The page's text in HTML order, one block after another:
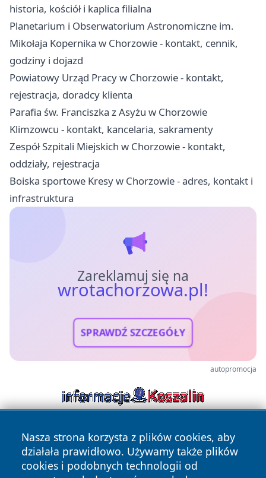
historia, kościół i kaplica filialna
Planetarium i Obserwatorium Astronomiczne im.
Mikołaja Kopernika w Chorzowie - kontakt, cennik,
godziny i dojazd
Powiatowy Urząd Pracy w Chorzowie - kontakt,
rejestracja, doradcy klienta
Parafia św. Franciszka z Asyżu w Chorzowie
Klimzowcu - kontakt, kancelaria, sakramenty
Zespół Szpitali Miejskich w Chorzowie - kontakt,
oddziały, rejestracja
Boiska sportowe Kresy w Chorzowie - adres, kontakt i
infrastruktura
Zareklamuj się na
wrotachorzowa.pl!
SPRAWDŹ SZCZEGÓŁY
autopromocja
Nasza strona korzysta z plików cookies, aby
działała prawidłowo. Używamy także plików
cookies i podobnych technologii od